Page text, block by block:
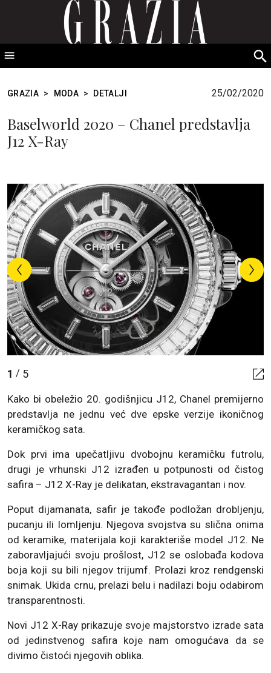
GRAZIA Srbija
GRAZIA > MODA > DETALJI 25/02/2020
Baselworld 2020 – Chanel predstavlja
J12 X-Ray
1 / 5
Kako bi obeležio 20. godišnjicu J12, Chanel premijerno
predstavlja ne jednu već dve epske verzije ikoničnog
keramičkog sata.
Dok prvi ima upečatljivu dvobojnu keramičku futrolu,
drugi je vrhunski J12 izrađen u potpunosti od čistog
safira – J12 X-Ray je delikatan, ekstravagantan i nov.
Poput dijamanata, safir je takođe podložan drobljenju,
pucanju ili lomljenju. Njegova svojstva su slična onima
od keramike, materijala koji karakteriše model J12. Ne
zaboravljajući svoju prošlost, J12 se oslobađa kodova
boja koji su bili njegov trijumf. Prolazi kroz rendgenski
snimak. Ukida crnu, prelazi belu i nadilazi boju odabirom
transparentnosti.
Novi J12 X-Ray prikazuje svoje majstorstvo izrade sata
od jedinstvenog safira koje nam omogućava da se
divimo čistoći njegovih oblika.